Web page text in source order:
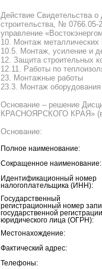
Действие Свидетельства о
строительства, № 0766.05-
управление
10. Монтаж металлических
10.5. Монтаж, усиление и
12. Защита строительных
12.11. Работы по
23. Монтажные работы
23.3. Монтаж
Основание – решение
КРАСНОЯРСКОГО КРАЯ»
Основание:
Полное наименование:
Сокращенное наименование:
Идентификационный номер
налогоплательщика (ИНН):
Государственный
регистрационный номер
государственной регистрации
юридического лица (ОГРН):
Местонахождение:
Фактический адрес:
Телефоны: